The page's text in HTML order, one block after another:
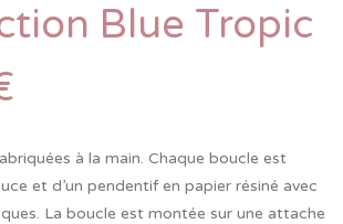
Blue Tropic
à la main. Chaque boucle est
et d’un pendentif en papier résiné avec
La boucle est montée sur une attache